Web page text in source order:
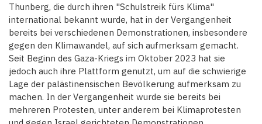
Thunberg, die durch ihren "Schulstreik fürs Klima"
international bekannt wurde, hat in der Vergangenheit
bereits bei verschiedenen Demonstrationen, insbesondere
gegen den Klimawandel, auf sich aufmerksam gemacht.
Seit Beginn des Gaza-Kriegs im Oktober 2023 hat sie
jedoch auch ihre Plattform genutzt, um auf die schwierige
Lage der palästinensischen Bevölkerung aufmerksam zu
machen. In der Vergangenheit wurde sie bereits bei
mehreren Protesten, unter anderem bei Klimaprotesten